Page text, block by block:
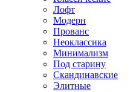
Лофт
Модерн
Прованс
Неоклассика
Минимализм
Под старину
Скандинавские
Элитные